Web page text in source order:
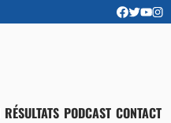
RÉSULTATS PODCAST CONTACT